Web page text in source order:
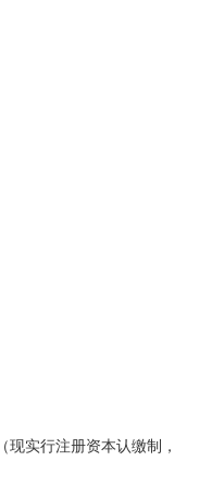
实行注册资本认缴制，